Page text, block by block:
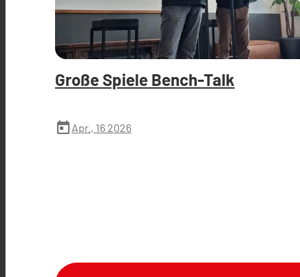
Große Spiele Bench-Talk
today Apr., 16 2026